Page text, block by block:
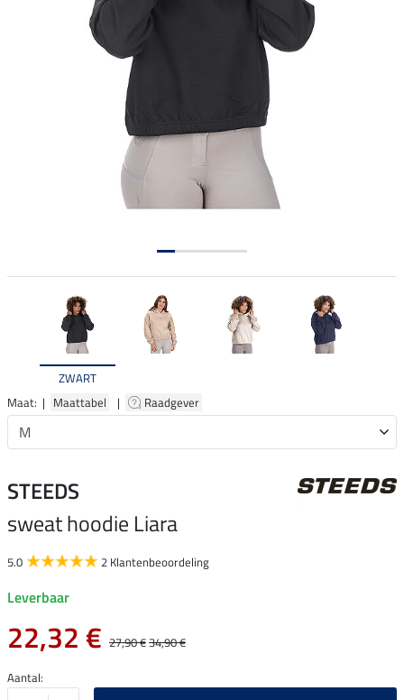
ZWART
Maat: | Maattabel | Raadgever
STEEDS
sweat hoodie Liara
5.0 2 Klantenbeoordeling
Leverbaar
22,32 € 27,90 €34,90 €
Aantal: